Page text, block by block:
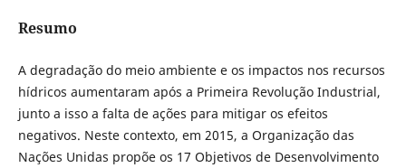
Resumo
A degradação do meio ambiente e os impactos nos recursos
hídricos aumentaram após a Primeira Revolução Industrial,
junto a isso a falta de ações para mitigar os efeitos
negativos. Neste contexto, em 2015, a Organização das
Nações Unidas propõe os 17 Objetivos de Desenvolvimento